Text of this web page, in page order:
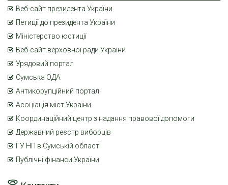
Веб-сайт президента України
Петиції до президента України
Міністерство юстиції
Веб-сайт верховної ради України
Урядовий портал
Сумська ОДА
Антикорупційний портал
Асоціація міст України
Координаційний центр з надання правової допомоги
Державний реєстр виборців
ГУ НП в Сумській області
Публічні фінанси України